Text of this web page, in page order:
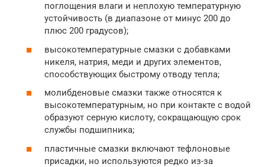
поглощения влаги и неплохую температурную
устойчивость (в диапазоне от минус 200 до
плюс 200 градусов);
высокотемпературные смазки с добавками
никеля, натрия, меди и других элементов,
способствующих быстрому отводу тепла;
молибденовые смазки также относятся к
высокотемпературным, но при контакте с водой
образуют серную кислоту, сокращающую срок
службы подшипника;
пластичные смазки включают тефлоновые
присадки, но используются редко из-за